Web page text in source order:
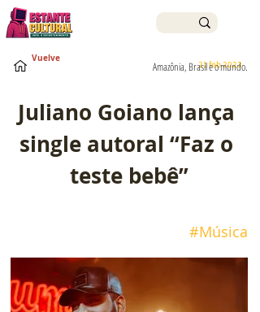
21 feb 2023
Amazônia, Brasil e o mundo.
Vuelve
Juliano Goiano lança
single autoral “Faz o
teste bebê”
#Música